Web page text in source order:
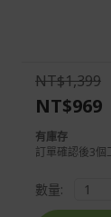
images
gallery
the
images
NT$1,399
NT$969
有庫存
訂單確認後3個
數量: